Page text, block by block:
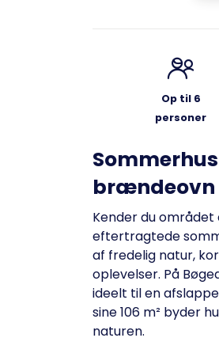
Op til 6
personer
brændeovn
Kender du området
eftertragtede
af fredelig natur,
oplevelser. På
ideelt til en
sine 106 m² byder
naturen.